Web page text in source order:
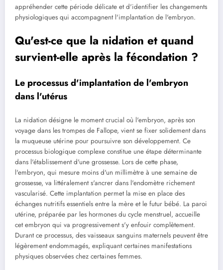
appréhender cette période délicate et d'identifier les changements
physiologiques qui accompagnent l'implantation de l'embryon.
Qu'est-ce que la nidation et quand
survient-elle après la fécondation ?
Le processus d'implantation de l'embryon
dans l'utérus
La nidation désigne le moment crucial où l'embryon, après son
voyage dans les trompes de Fallope, vient se fixer solidement dans
la muqueuse utérine pour poursuivre son développement. Ce
processus biologique complexe constitue une étape déterminante
dans l'établissement d'une grossesse. Lors de cette phase,
l'embryon, qui mesure moins d'un millimètre à une semaine de
grossesse, va littéralement s'ancrer dans l'endomètre richement
vascularisé. Cette implantation permet la mise en place des
échanges nutritifs essentiels entre la mère et le futur bébé. La paroi
utérine, préparée par les hormones du cycle menstruel, accueille
cet embryon qui va progressivement s'y enfouir complètement.
Durant ce processus, des vaisseaux sanguins maternels peuvent être
légèrement endommagés, expliquant certaines manifestations
physiques observées chez certaines femmes.